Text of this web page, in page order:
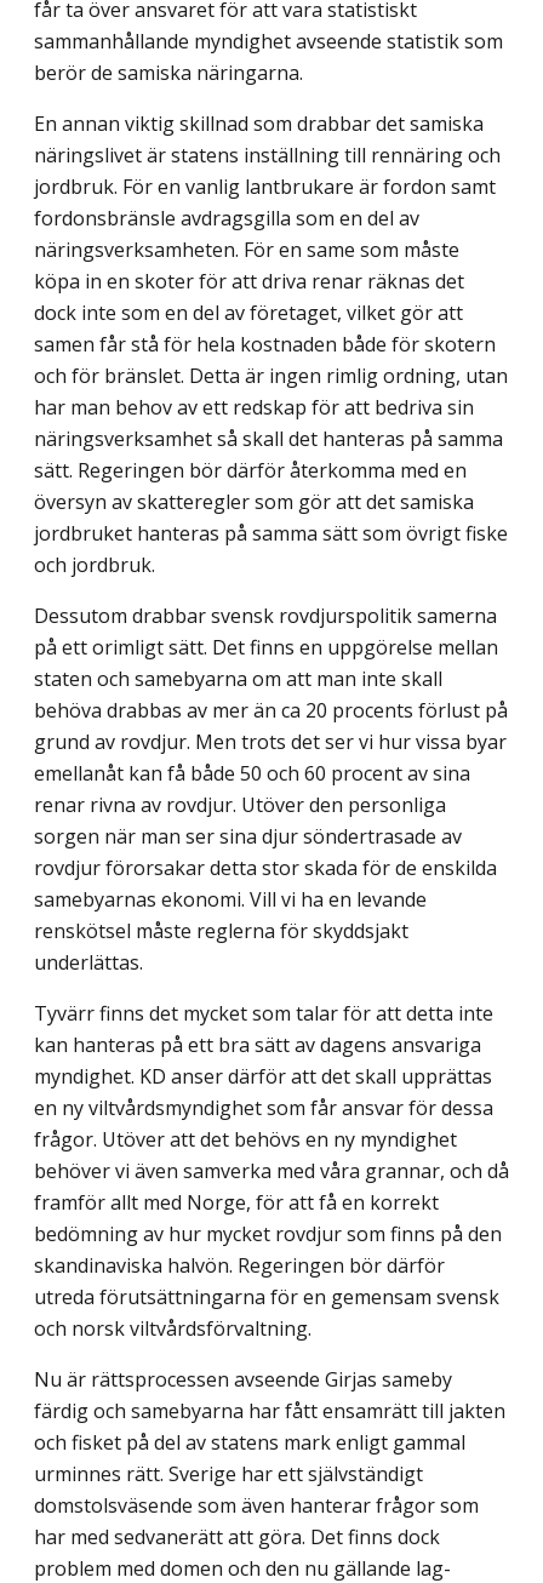
får ta över ansvaret för att vara statistiskt
sammanhållande myndighet avseende statistik som
berör de samiska näringarna.
En annan viktig skillnad som drabbar det samiska
näringslivet är statens inställning till rennäring och
jordbruk. För en vanlig lantbrukare är fordon samt
fordonsbränsle avdragsgilla som en del av
näringsverksamheten. För en same som måste
köpa in en skoter för att driva renar räknas det
dock inte som en del av företaget, vilket gör att
samen får stå för hela kostnaden både för skotern
och för bränslet. Detta är ingen rimlig ordning, utan
har man behov av ett redskap för att bedriva sin
näringsverksamhet så skall det hanteras på samma
sätt. Regeringen bör därför återkomma med en
översyn av skatteregler som gör att det samiska
jordbruket hanteras på samma sätt som övrigt fiske
och jordbruk.
Dessutom drabbar svensk rovdjurspolitik samerna
på ett orimligt sätt. Det finns en uppgörelse mellan
staten och samebyarna om att man inte skall
behöva drabbas av mer än ca 20 procents förlust på
grund av rovdjur. Men trots det ser vi hur vissa byar
emellanåt kan få både 50 och 60 procent av sina
renar rivna av rovdjur. Utöver den personliga
sorgen när man ser sina djur söndertrasade av
rovdjur förorsakar detta stor skada för de enskilda
samebyarnas ekonomi. Vill vi ha en levande
renskötsel måste reglerna för skyddsjakt
underlättas.
Tyvärr finns det mycket som talar för att detta inte
kan hanteras på ett bra sätt av dagens ansvariga
myndighet. KD anser därför att det skall upprättas
en ny viltvårds­myndighet som får ansvar för dessa
frågor. Utöver att det behövs en ny myndighet
behöver vi även samverka med våra grannar, och då
framför allt med Norge, för att få en korrekt
bedömning av hur mycket rovdjur som finns på den
skandinaviska halvön. Regeringen bör därför
utreda förutsättningarna för en gemensam svensk
och norsk viltvårdsförvaltning.
Nu är rättsprocessen avseende Girjas sameby
färdig och samebyarna har fått ensamrätt till jakten
och fisket på del av statens mark enligt gammal
urminnes rätt. Sverige har ett självständigt
domstolsväsende som även hanterar frågor som
har med sedvanerätt att göra. Det finns dock
problem med domen och den nu gällande lag­